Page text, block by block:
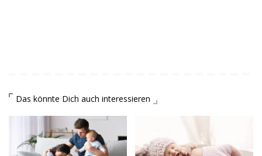
Das könnte Dich auch interessieren